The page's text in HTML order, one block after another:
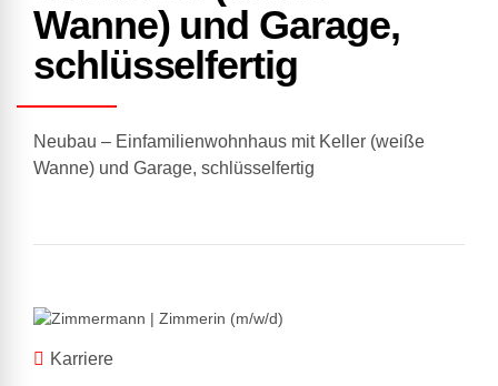
Wanne) und Garage,
schlüsselfertig
Neubau – Einfamilienwohnhaus mit Keller (weiße
Wanne) und Garage, schlüsselfertig
Karriere